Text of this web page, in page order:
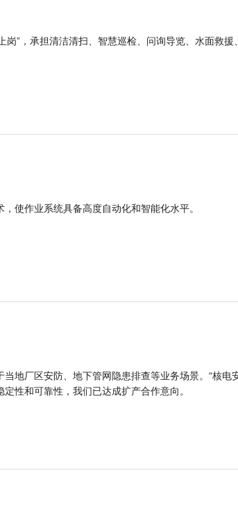
岗”，承担清洁清扫、智慧巡检、问询导览、水面救援
使作业系统具备高度自动化和智能化水平。
地厂区安防、地下管网隐患排查等业务场景。“核电
性和可靠性，我们已达成扩产合作意向。